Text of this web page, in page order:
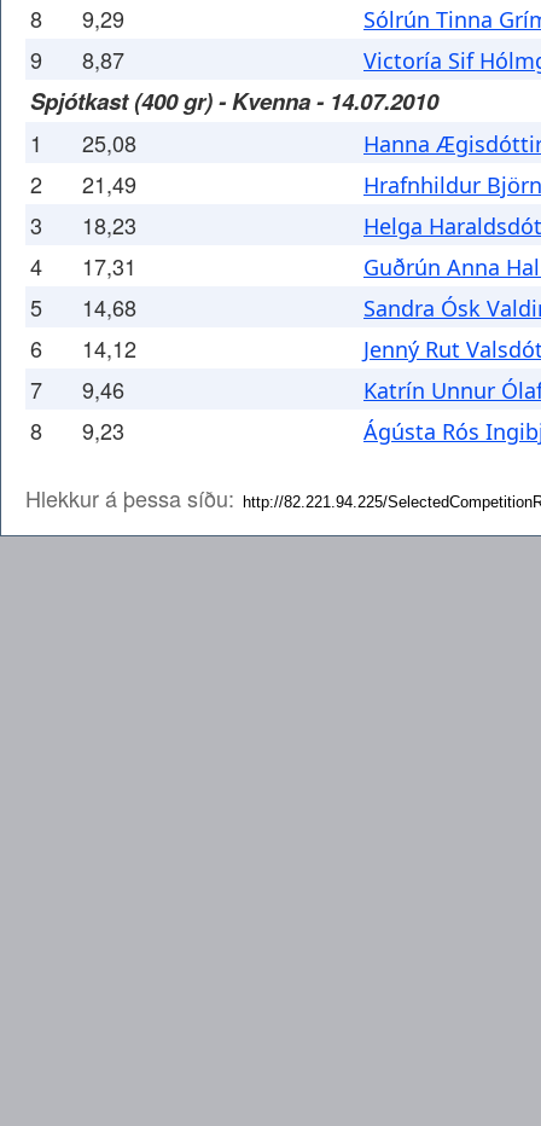
8 9,29 Sólrún Tinna
9 8,87 Victoría Sif
Spjótkast (400 gr) - Kvenna - 14.07.2010
1 25,08 Hanna
2 21,49 Hrafnhildur
3 18,23 Helga
4 17,31 Guðrún Anna
5 14,68 Sandra Ósk
6 14,12 Jenný Rut
7 9,46 Katrín Unnur
8 9,23 Ágústa Rós
Hlekkur á þessa síðu: